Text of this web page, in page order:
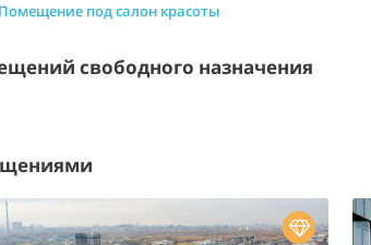
Помещение под салон красоты
свободного назначения